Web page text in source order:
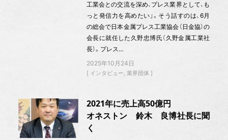
工業会との交流を深め、プレス業界として、も
っと発信力を高めたい」。そう話すのは、6月
の総会で日本金属プレス工業協会（日金協）の
会長に就任した久野忠博氏（久野金属工業社
長）。プレス…
2025年10月24日
インタビュー 業界団体
2021年に売上高50億円
オネストン 鈴木 良博社長に聞
く